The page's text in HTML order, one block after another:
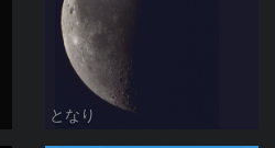
となり